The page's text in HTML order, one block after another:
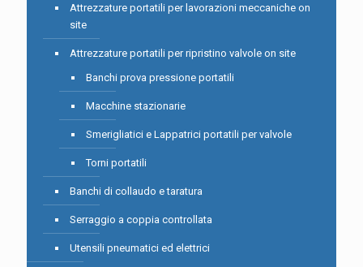
Attrezzature portatili per lavorazioni meccaniche on
site
Attrezzature portatili per ripristino valvole on site
Banchi prova pressione portatili
Macchine stazionarie
Smerigliatici e Lappatrici portatili per valvole
Torni portatili
Banchi di collaudo e taratura
Serraggio a coppia controllata
Utensili pneumatici ed elettrici